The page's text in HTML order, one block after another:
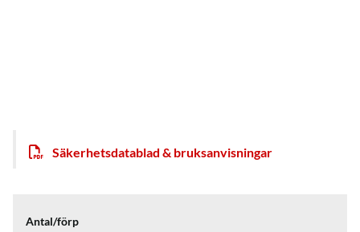
Säkerhetsdatablad & bruksanvisningar
Antal/förp